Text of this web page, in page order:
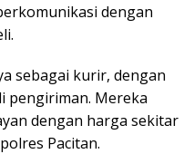
dengan
sebagai kurir, dengan
pengiriman. Mereka
dengan harga sekitar
Pacitan.